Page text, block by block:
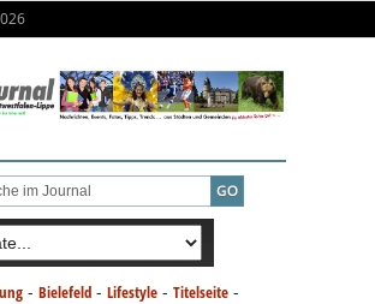
- Bielefeld - Lifestyle - Titelseite -